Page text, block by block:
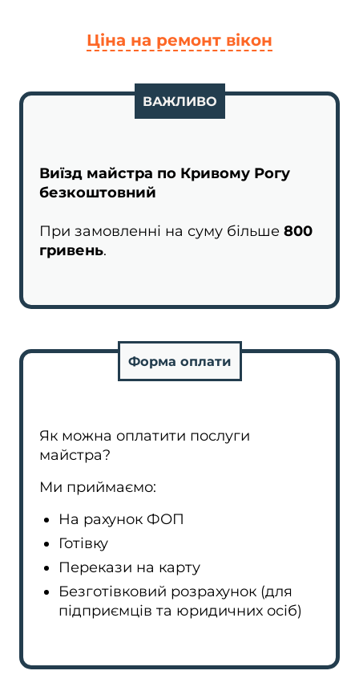
Ціна на ремонт вікон
ВАЖЛИВО
Виїзд майстра по Кривому Рогу
безкоштовний
При замовленні на суму більше 800
гривень.
Форма оплати
Як можна оплатити послуги
майстра?
Ми приймаємо:
На рахунок ФОП
Готівку
Перекази на карту
Безготівковий розрахунок (для
підприємців та юридичних осіб)